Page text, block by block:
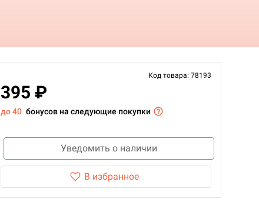
Код товара: 78193
395 ₽
до 40 бонусов на следующие покупки
Уведомить о наличии
В избранное